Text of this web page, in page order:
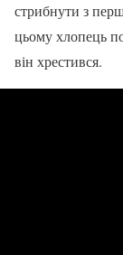
стрибнути з
цьому хлопець
він хрестився.